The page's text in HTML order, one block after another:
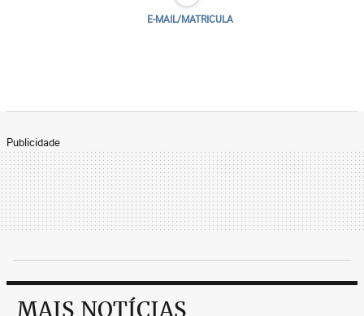
E-MAIL/MATRICULA
Publicidade
MAIS NOTÍCIAS